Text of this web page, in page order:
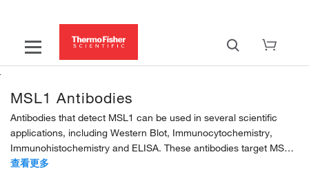
MSL1 Antibodies
Antibodies that detect MSL1 can be used in several scientific
applications, including Western Blot, Immunocytochemistry,
Immunohistochemistry and ELISA. These antibodies target MSL1
in Human, Mouse and Rat samples. Our MSL1 polyclonal
查看更多